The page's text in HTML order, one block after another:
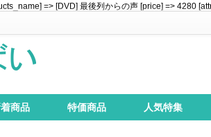
=> [DVD] 最後列からの声 [price] => 4280
商品 特価商品 人気特集